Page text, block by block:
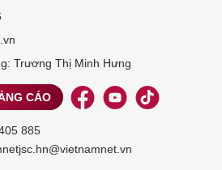
Trương Thị Minh Hưng
CÁO
885